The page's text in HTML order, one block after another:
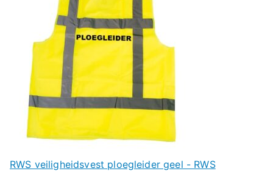
RWS veiligheidsvest ploegleider geel - RWS